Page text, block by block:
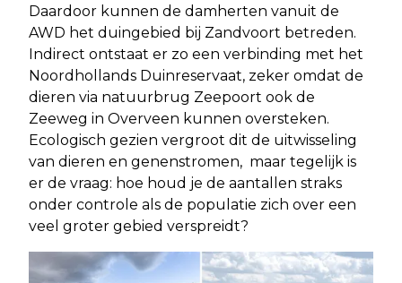
Daardoor kunnen de damherten vanuit de
AWD het duingebied bij Zandvoort betreden.
Indirect ontstaat er zo een verbinding met het
Noordhollands Duinreservaat, zeker omdat de
dieren via natuurbrug Zeepoort ook de
Zeeweg in Overveen kunnen oversteken.
Ecologisch gezien vergroot dit de uitwisseling
van dieren en genenstromen, maar tegelijk is
er de vraag: hoe houd je de aantallen straks
onder controle als de populatie zich over een
veel groter gebied verspreidt?